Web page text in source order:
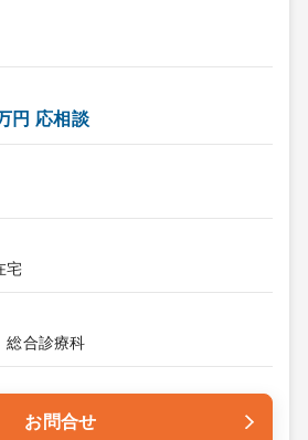
円 応相談
宅
総合診療科
お問合せ